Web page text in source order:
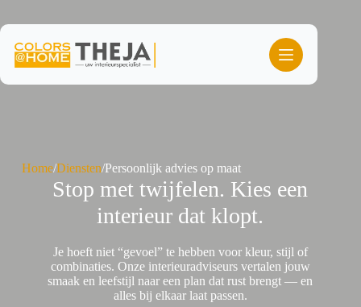
de
inhoud
Home/Diensten/Persoonlijk advies op maat
Stop met twijfelen. Kies een
interieur dat klopt.
Je hoeft niet “gevoel” te hebben voor kleur, stijl of
combinaties. Onze interieuradviseurs vertalen jouw
smaak en leefstijl naar een plan dat rust brengt — en
alles bij elkaar laat passen.